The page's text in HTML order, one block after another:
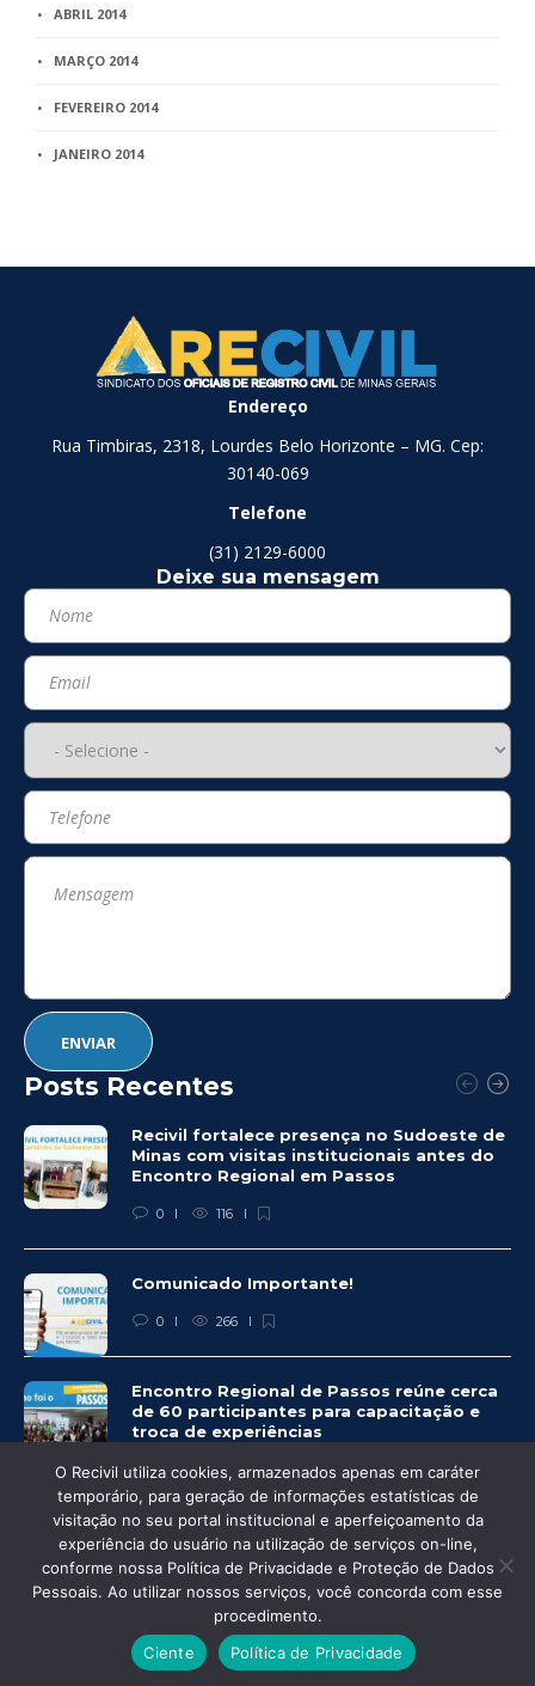
ABRIL 2014
MARÇO 2014
FEVEREIRO 2014
JANEIRO 2014
Endereço
Rua Timbiras, 2318, Lourdes Belo Horizonte – MG. Cep:
30140-069
Telefone
(31) 2129-6000
Deixe sua mensagem
Posts Recentes
Recivil fortalece presença no Sudoeste de
Minas com visitas institucionais antes do
Encontro Regional em Passos
0 116
Comunicado Importante!
0 266
Encontro Regional de Passos reúne cerca
de 60 participantes para capacitação e
troca de experiências
0 263
© Recivil 2020 – Todos os direitos reservados.
Desenvolvido por:
O Recivil utiliza cookies, armazenados apenas em caráter
temporário, para geração de informações estatísticas de
visitação no seu portal institucional e aperfeiçoamento da
experiência do usuário na utilização de serviços on-line,
conforme nossa Política de Privacidade e Proteção de Dados
Pessoais. Ao utilizar nossos serviços, você concorda com esse
procedimento.
Ciente
Política de Privacidade